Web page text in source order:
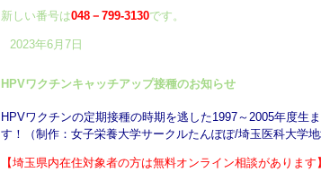
新しい番号は048－799-3130です。
2023年6月7日
HPVワクチンキャッチアップ接種のお知らせ
HPVワクチンの定期接種の時期を逃した1997～2005年度生
す！（制作：女子栄養大学サークルたんぽぽ/埼玉医科大学
【埼玉県内在住対象者の方は無料オンライン相談があります】